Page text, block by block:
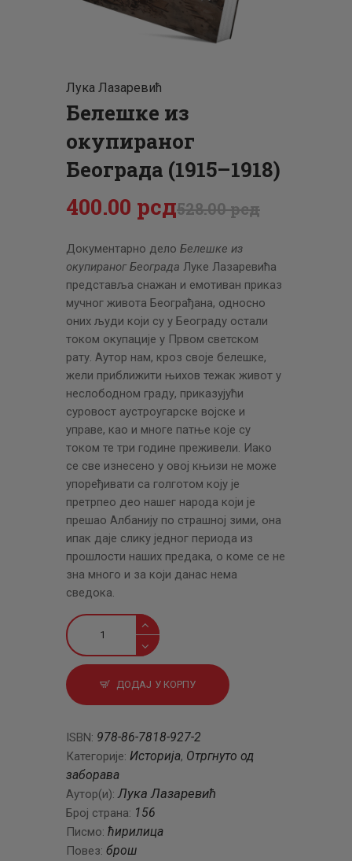
ЦЕНОВНИК
Лука Лазаревић
Белешке из
окупираног
Београда (1915–1918)
528.00рсд
400.00 рсд
Документарно дело Белешке из
окупираног Београда Луке Лаза­ревића
представља снажан и емотиван приказ
мучног живота Београђана, односно
оних људи који су у Београду остали
током окупације у Првом светском
рату. Аутор нам, кроз своје белешке,
жели приближити њихов тежак живот у
неслободном граду, приказујући
суровост аустроугарске војске и
управе, као и многе патње које су
током те три године преживели. Иако
се све изнесено у овој књизи не може
упоређивати са голготом коју је
претрпео део нашег народа који је
прешао Албанију по страшној зими, она
ипак даје слику једног периода из
прошлости наших предака, о коме се не
зна много и за који данас нема
сведока.
Белешке
из
окупираног
Београда
(1915–
количина
ДОДАЈ У КОРПУ
ISBN: 978-86-7818-927-2
Категорије: Историја, Отргнуто од
заборава
Аутор(и):Лука Лазаревић
Број страна: 156
Писмо: ћирилица
Повез: брош